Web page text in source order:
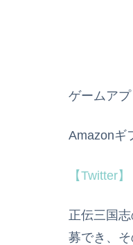
ゲームア
Amazonギ
【Twitter】
正伝三国
募でき、そ